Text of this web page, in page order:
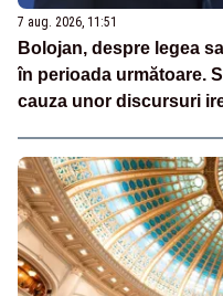
7 aug. 2026, 11:51
Bolojan, despre legea
în perioada următoare.
cauza unor discursuri